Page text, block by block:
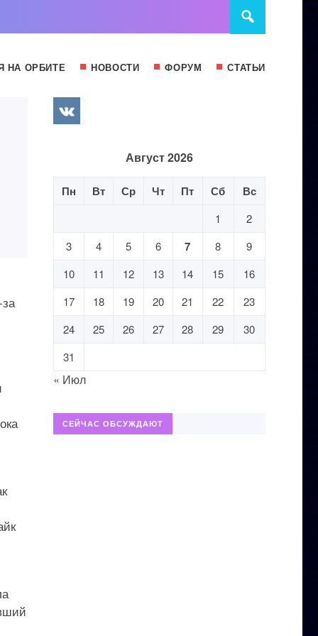
НА ОРБИТЕ НОВОСТИ ФОРУМ СТАТЬИ
Август 2026
Пн Вт Ср Чт Пт Сб Вс
1
2
3
4 5 6 7 8
9
10
11 12 13 14 15
16
17
18 19 20 21 22
23
24
25 26 27 28 29
30
31
« Июл
СЕЙЧАС ОБСУЖДАЮТ